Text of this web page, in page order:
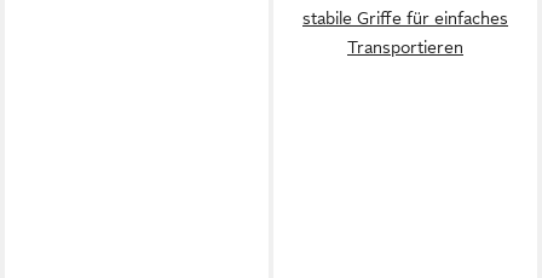
stabile Griffe für einfaches
Transportieren